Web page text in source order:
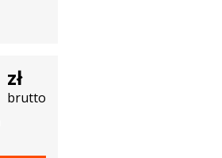
zł
brutto